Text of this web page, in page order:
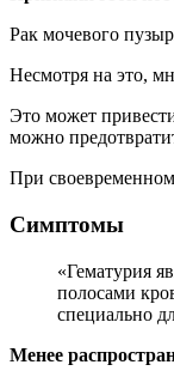
Рак мочевого
Несмотря на это,
Это может
можно
При
Симптомы
«Гематурия является наиболее частым симптомом заболевания. Это медицинский термин, обозначающий кровь в моче, которая обычно безболезненна. Это может проявляться
полосами
специально
Менее